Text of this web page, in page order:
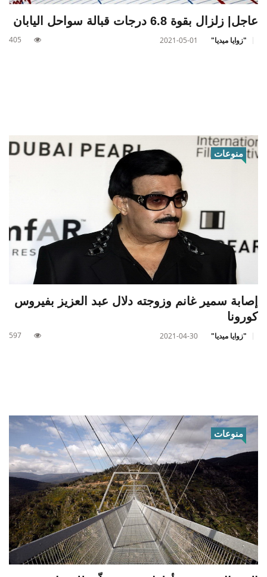
عاجل| زلزال بقوة 6.8 درجات قبالة سواحل اليابان
"زوايا ميديا" 2021-05-01
405
منوعات
إصابة سمير غانم وزوجته دلال عبد العزيز بفيروس
كورونا
"زوايا ميديا" 2021-04-30
597
منوعات